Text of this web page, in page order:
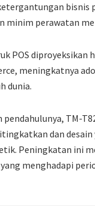
bisnis
minim perawatan
POS
meningkatnya
dunia.
pendahulunya, TM-
dan
Peningkatan ini
menghadapi